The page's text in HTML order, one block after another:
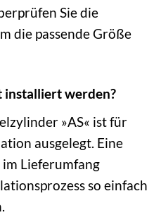
Sie die
die passende Größe
installiert werden?
»AS« ist für
ausgelegt. Eine
Lieferumfang
so einfach